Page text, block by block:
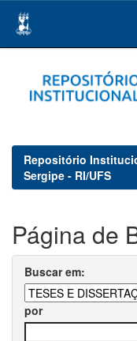
navigation
Repositório
Sergipe - RI/UFS
Página de
Buscar em:
por